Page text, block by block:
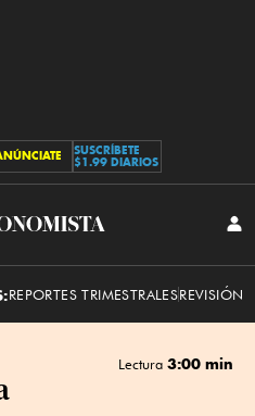
SUSCRÍBETE
$1.99 DIARIOS
El
REPORTES TRIMESTRALESREVISIÓN
Lectura 3:00 min